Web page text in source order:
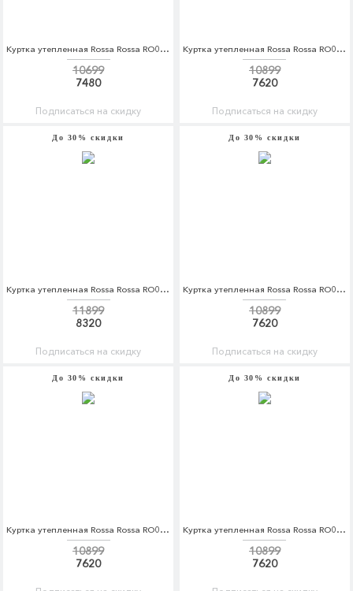
Куртка утепленная Rossa Rossa RO045EWDKBX0
10699
7480
Подписаться на скидку
Куртка утепленная Rossa Rossa RO045EWDKBX1
10899
7620
Подписаться на скидку
До 30% скидки
Куртка утепленная Rossa Rossa RO045EWDKBX2
11899
8320
Подписаться на скидку
До 30% скидки
Куртка утепленная Rossa Rossa RO045EWDKBX5
10899
7620
Подписаться на скидку
До 30% скидки
Куртка утепленная Rossa Rossa RO045EWDKBX6
10899
7620
До 30% скидки
Куртка утепленная Rossa Rossa RO045EWDKBX7
10899
7620